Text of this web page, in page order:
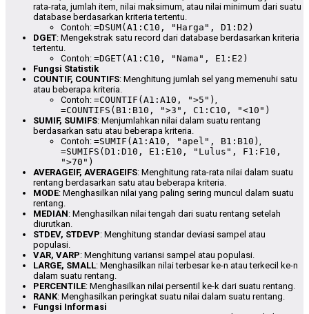
rata-rata, jumlah item, nilai maksimum, atau nilai minimum dari suatu
database berdasarkan kriteria tertentu.
Contoh: =DSUM(A1:C10, "Harga", D1:D2)
DGET: Mengekstrak satu record dari database berdasarkan kriteria
tertentu.
Contoh: =DGET(A1:C10, "Nama", E1:E2)
Fungsi Statistik
COUNTIF, COUNTIFS: Menghitung jumlah sel yang memenuhi satu
atau beberapa kriteria.
Contoh: =COUNTIF(A1:A10, ">5") ,
=COUNTIFS(B1:B10, ">3", C1:C10, "<10")
SUMIF, SUMIFS: Menjumlahkan nilai dalam suatu rentang
berdasarkan satu atau beberapa kriteria.
Contoh: =SUMIF(A1:A10, "apel", B1:B10) ,
=SUMIFS(D1:D10, E1:E10, "Lulus", F1:F10,
">70")
AVERAGEIF, AVERAGEIFS: Menghitung rata-rata nilai dalam suatu
rentang berdasarkan satu atau beberapa kriteria.
MODE: Menghasilkan nilai yang paling sering muncul dalam suatu
rentang.
MEDIAN: Menghasilkan nilai tengah dari suatu rentang setelah
diurutkan.
STDEV, STDEVP: Menghitung standar deviasi sampel atau
populasi.
VAR, VARP: Menghitung variansi sampel atau populasi.
LARGE, SMALL: Menghasilkan nilai terbesar ke-n atau terkecil ke-n
dalam suatu rentang.
PERCENTILE: Menghasilkan nilai persentil ke-k dari suatu rentang.
RANK: Menghasilkan peringkat suatu nilai dalam suatu rentang.
Fungsi Informasi